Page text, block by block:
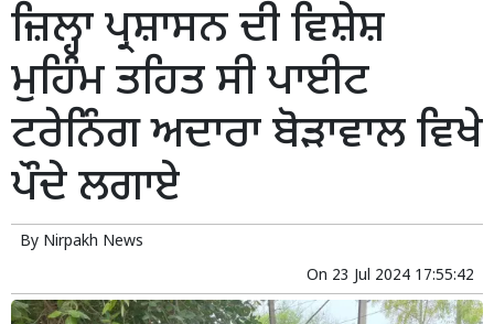
ਜ਼ਿਲ੍ਹਾ ਪ੍ਰਸ਼ਾਸਨ ਦੀ ਵਿਸ਼ੇਸ਼
ਮੁਹਿੰਮ ਤਹਿਤ ਸੀ ਪਾਈਟ
ਟਰੇਨਿੰਗ ਅਦਾਰਾ ਬੋੜਾਵਾਲ ਵਿਖੇ
ਪੌਦੇ ਲਗਾਏ
By Nirpakh News
On 23 Jul 2024 17:55:42